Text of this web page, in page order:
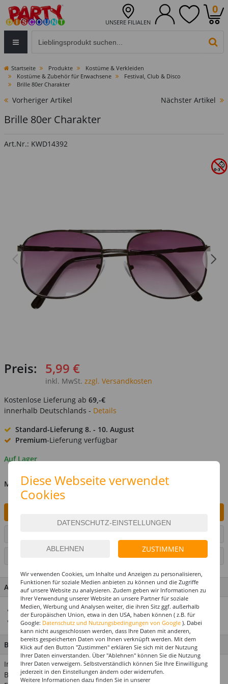
UNSERE FILIALEN
0
Startseite Produkte
Kostüme & Verkleiden
Kostüme & Zubehör für Erwachsene
Festival, Club & Disco
Brille 80er Charakter
Vorheriger Artikel Nächster Artikel
Brille 80er Charakter
Art.Nr.: KWD14392
Preis: 5,99 €
inkl. MwSt. zzgl. Versandkosten
Kostenlose Lieferung ab 69,-€
innerhalb Deutschlands - Details
Standard-Lieferung 8. - 10. August
Premium-Lieferung verfügbar
Auf Lager
MENGE
SEITE DRUCKEN
ARTIKEL MERKMALE & DETAILS
Für viele Kostümideen ideal geeignet
Mit halbdunklen Gläsern
BESCHREIBUNG
In den 80er-Jahren war sie nicht wegzudenken: Die übergroße
Brille mit dünner Fassung und farbigen Gläsern. Dieses
Diese Webseite verwendet
Cookies
ZUSTIMMEN
Wir verwenden Cookies, um Inhalte und Anzeigen zu personalisieren,
Funktionen für soziale Medien anbieten zu können und die Zugriffe
auf unsere Website zu analysieren. Zudem geben wir Informationen zu
Ihrer Verwendung unserer Website an unsere Partner für soziale
Medien, Werbung und Analysen weiter, die ihren Sitz ggf. außerhalb
der Europäischen Union, etwa in den USA, haben können ( z.B. für
Google: Datenschutz und Nutzungsbedingungen von Google ). Dabei
kann nicht ausgeschlossen werden, dass Ihre Daten mit anderen,
bereits gespeicherten Daten von Ihnen verknüpft werden. Mit dem
Klick auf den Button "Zustimmen" erklären Sie sich mit der Nutzung
Ihrer Daten einverstanden. Über "Ablehnen" können Sie die Nutzung
Ihrer Daten verweigern. Selbstverständlich können Sie Ihre Einwilligung
jederzeit in den Einstellungen ändern oder widerrufen.
Weitere Informationen dazu finden Sie in unserer